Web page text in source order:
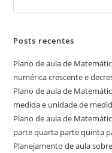
Posts recentes
Plano de aula de
numérica crescente e
Plano de aula de
medida e unidade de
Plano de aula de
parte quarta parte quinta
Planejamento de aula